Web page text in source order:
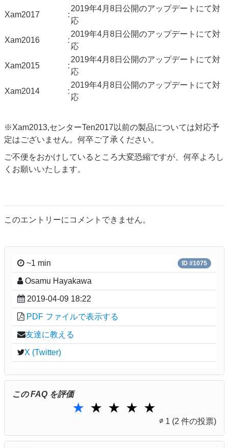
Xam2017 :
2019年4月8日公開のアップデートにて対
応
Xam2016 :
2019年4月8日公開のアップデートにて対
応
Xam2015 :
2019年4月8日公開のアップデートにて対
応
Xam2014 :
2019年4月8日公開のアップデートにて対
応
※Xam2013,センターTen2017以前の製品については対応予
定はございません。何卒ご了承ください。
ご不便をおかけしているところ大変恐縮ですが、何卒よろし
くお願いいたします。
このエントリーにコメントできません。
~1 min ID #1075
Osamu Hayakawa
2019-04-09 18:22
PDF ファイルで表示する
友達に教える
X (Twitter)
この FAQ を評価
★1 Star
★2 Stars
★ 3 Stars
★ 4 Stars
★
∅ 1 (2 件の投票)